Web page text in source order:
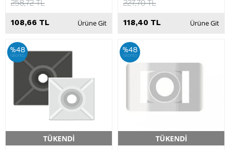
258,72 TL
108,66 TL Ürüne Git
227,70 TL
118,40 TL Ürüne Git
%48
iskonto
TÜKENDİ
Hızlı Teslimat
%48
iskonto
TÜKENDİ
Hızlı Teslimat